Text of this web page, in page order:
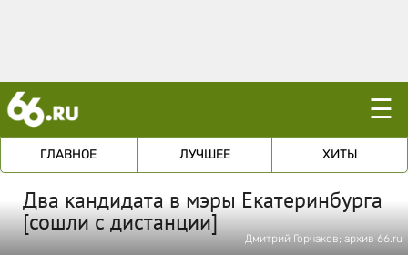
☰
ГЛАВНОЕ ЛУЧШЕЕ ХИТЫ
Два кандидата в мэры Екатеринбурга
[сошли с дистанции]
Дмитрий Горчаков; архив 66.ru